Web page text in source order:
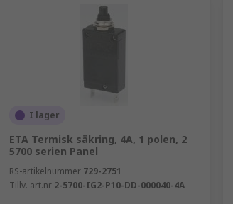
I lager
ETA Termisk säkring, 4A, 1 polen, 2
5700 serien Panel
RS-artikelnummer 729-2751
Tillv. art.nr 2-5700-IG2-P10-DD-000040-4A